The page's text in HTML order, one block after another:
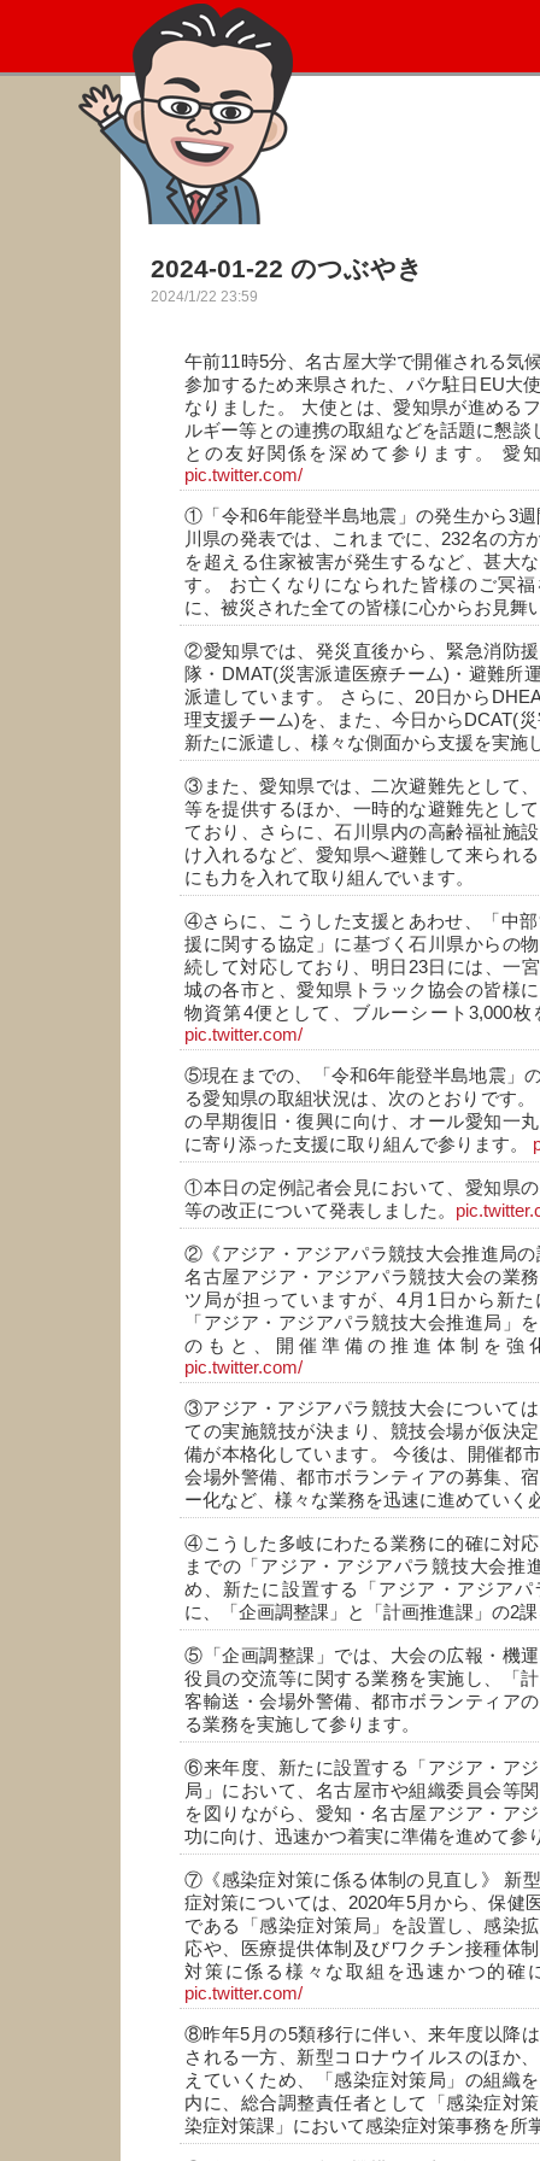
2024-01-22 のつぶやき
2024/1/22 23:59
午前11時5分、名古屋大学で開催される気
参加するため来県された、パケ駐日EU大
なりました。 大使とは、愛知県が進める
ルギー等との連携の取組などを話題に懇談
との友好関係を深めて参ります。 愛
pic.twitter.com/
①「令和6年能登半島地震」の発生から3
川県の発表では、これまでに、232名の方
を超える住家被害が発生するなど、甚大
す。 お亡くなりになられた皆様のご冥
に、被災された全ての皆様に心からお見舞
②愛知県では、発災直後から、緊急消防
隊・DMAT(災害派遣医療チーム)・避難所
派遣しています。 さらに、20日から
理支援チーム)を、また、今日からDCAT(
新たに派遣し、様々な側面から支援を実施
③また、愛知県では、二次避難先として
等を提供するほか、一時的な避難先とし
ており、さらに、石川県内の高齢福祉施
け入れるなど、愛知県へ避難して来られ
にも力を入れて取り組んでいます。
④さらに、こうした支援とあわせ、「中
援に関する協定」に基づく石川県からの
続して対応しており、明日23日には、一
城の各市と、愛知県トラック協会の皆様
物資第4便として、ブルーシート3,000
pic.twitter.com/
⑤現在までの、「令和6年能登半島地震」
る愛知県の取組状況は、次のとおりです
の早期復旧・復興に向け、オール愛知一
に寄り添った支援に取り組んで参ります。
①本日の定例記者会見において、愛知県
等の改正について発表しました。
②《アジア・アジアパラ競技大会推進局
名古屋アジア・アジアパラ競技大会の業
ツ局が担っていますが、4月1日から新
「アジア・アジアパラ競技大会推進局」
のもと、開催準備の推進体制を強
pic.twitter.com/
③アジア・アジアパラ競技大会について
ての実施競技が決まり、競技会場が仮決
備が本格化しています。 今後は、開催都
会場外警備、都市ボランティアの募集、
ー化など、様々な業務を迅速に進めていく
④こうした多岐にわたる業務に的確に対
までの「アジア・アジアパラ競技大会推
め、新たに設置する「アジア・アジア
に、「企画調整課」と「計画推進課」の2
⑤「企画調整課」では、大会の広報・機
役員の交流等に関する業務を実施し、「
客輸送・会場外警備、都市ボランティア
る業務を実施して参ります。
⑥来年度、新たに設置する「アジア・ア
局」において、名古屋市や組織委員会等
を図りながら、愛知・名古屋アジア・ア
功に向け、迅速かつ着実に準備を進めて参
⑦《感染症対策に係る体制の見直し》 新
症対策については、2020年5月から、保健
である「感染症対策局」を設置し、感染
応や、医療提供体制及びワクチン接種体
対策に係る様々な取組を迅速かつ的確
pic.twitter.com/
⑧昨年5月の5類移行に伴い、来年度以降
される一方、新型コロナウイルスのほか
えていくため、「感染症対策局」の組織
内に、総合調整責任者として「感染症対
染症対策課」において感染症対策事務を所